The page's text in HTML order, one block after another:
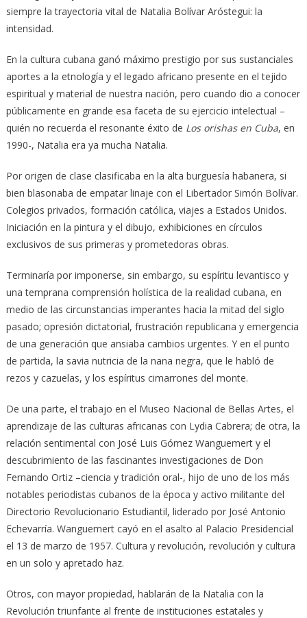
siempre la trayectoria vital de Natalia Bolívar Aróstegui: la
intensidad.
En la cultura cubana ganó máximo prestigio por sus sustanciales
aportes a la etnología y el legado africano presente en el tejido
espiritual y material de nuestra nación, pero cuando dio a conocer
públicamente en grande esa faceta de su ejercicio intelectual –
quién no recuerda el resonante éxito de Los orishas en Cuba, en
1990-, Natalia era ya mucha Natalia.
Por origen de clase clasificaba en la alta burguesía habanera, si
bien blasonaba de empatar linaje con el Libertador Simón Bolívar.
Colegios privados, formación católica, viajes a Estados Unidos.
Iniciación en la pintura y el dibujo, exhibiciones en círculos
exclusivos de sus primeras y prometedoras obras.
Terminaría por imponerse, sin embargo, su espíritu levantisco y
una temprana comprensión holística de la realidad cubana, en
medio de las circunstancias imperantes hacia la mitad del siglo
pasado; opresión dictatorial, frustración republicana y emergencia
de una generación que ansiaba cambios urgentes. Y en el punto
de partida, la savia nutricia de la nana negra, que le habló de
rezos y cazuelas, y los espíritus cimarrones del monte.
De una parte, el trabajo en el Museo Nacional de Bellas Artes, el
aprendizaje de las culturas africanas con Lydia Cabrera; de otra, la
relación sentimental con José Luis Gómez Wanguemert y el
descubrimiento de las fascinantes investigaciones de Don
Fernando Ortiz –ciencia y tradición oral-, hijo de uno de los más
notables periodistas cubanos de la época y activo militante del
Directorio Revolucionario Estudiantil, liderado por José Antonio
Echevarría. Wanguemert cayó en el asalto al Palacio Presidencial
el 13 de marzo de 1957. Cultura y revolución, revolución y cultura
en un solo y apretado haz.
Otros, con mayor propiedad, hablarán de la Natalia con la
Revolución triunfante al frente de instituciones estatales y